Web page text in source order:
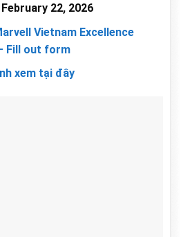
February 22, 2026
Vietnam Excellence
Fill out form
xem tại đây